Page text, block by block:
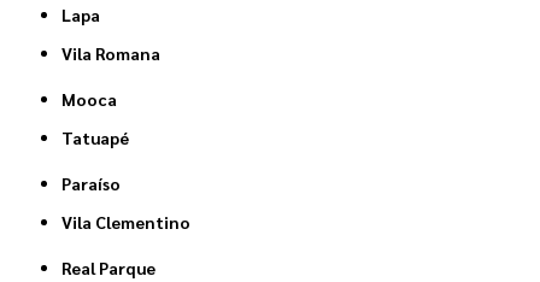
Lapa
Vila Romana
Mooca
Tatuapé
Paraíso
Vila Clementino
Real Parque